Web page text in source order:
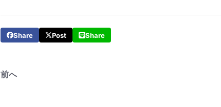
Share Post Share
前へ